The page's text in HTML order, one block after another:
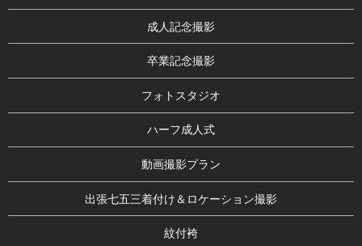
成人記念撮影
卒業記念撮影
フォトスタジオ
ハーフ成人式
動画撮影プラン
出張七五三着付け＆ロケーション撮影
紋付袴